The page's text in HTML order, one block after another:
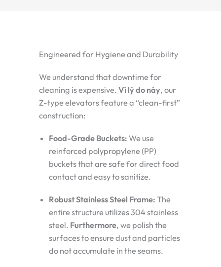
Engineered for Hygiene and Durability
We understand that downtime for
cleaning is expensive. Vì lý do này, our
Z-type elevators feature a “clean-first”
construction:
Food-Grade Buckets: We use
reinforced polypropylene (PP)
buckets that are safe for direct food
contact and easy to sanitize.
Robust Stainless Steel Frame: The
entire structure utilizes 304 stainless
steel. Furthermore, we polish the
surfaces to ensure dust and particles
do not accumulate in the seams.